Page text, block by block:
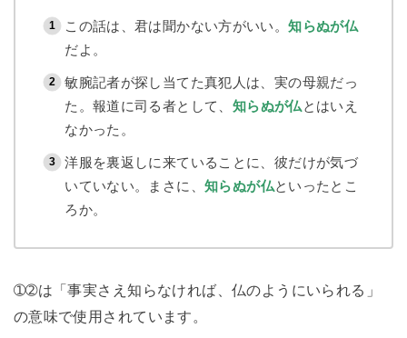
この話は、君は聞かない方がいい。知らぬが仏
だよ。
敏腕記者が探し当てた真犯人は、実の母親だっ
た。報道に司る者として、 知らぬが仏とはいえ
なかった。
洋服を裏返しに来ていることに、彼だけが気づ
いていない。まさに、 知らぬが仏といったとこ
ろか。
➀➁は「事実さえ知らなければ、仏のようにいられる」
の意味で使用されています。